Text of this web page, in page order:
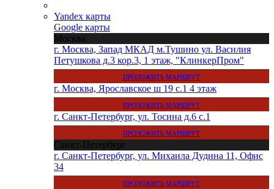
Yandex карты
Google карты
Москва
г. Москва, Запад МКАД м.Тушино ул. Василия
Петушкова д.3 кор.3, 1 этаж, "КлинкерПром"
ПРОЛОЖИТЬ МАРШРУТ
г. Москва, Ярославское ш 19 с.1 4 этаж
ПРОЛОЖИТЬ МАРШРУТ
г. Санкт-Петербург, ул. Тосина д.6 с.1
ПРОЛОЖИТЬ МАРШРУТ
Санкт-Петербург
г. Санкт-Петербург, ул. Михаила Дудина 11, Офис
34
ПРОЛОЖИТЬ МАРШРУТ